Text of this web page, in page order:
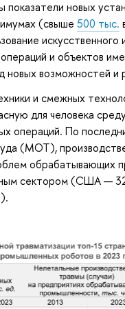
показатели новых
(свыше 500 тыс.
искусственного
и объектов
возможностей и
и смежных
для человека
операций. По
(МОТ),
обрабатывающих
сектором (США —